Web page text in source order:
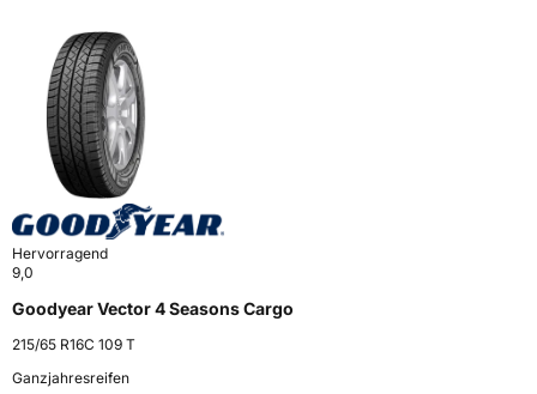
Hervorragend
9,0
Goodyear Vector 4 Seasons Cargo
215/65 R16C 109 T
Ganzjahresreifen